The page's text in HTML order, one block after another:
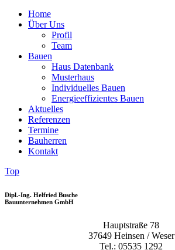
Home
Über Uns
Profil
Team
Bauen
Haus Datenbank
Musterhaus
Individuelles Bauen
Energieeffizientes Bauen
Aktuelles
Referenzen
Termine
Bauherren
Kontakt
Top
Dipl.-Ing. Helfried Busche
Bauunternehmen GmbH
Hauptstraße 78
37649 Heinsen / Weser
Tel.: 05535 1292